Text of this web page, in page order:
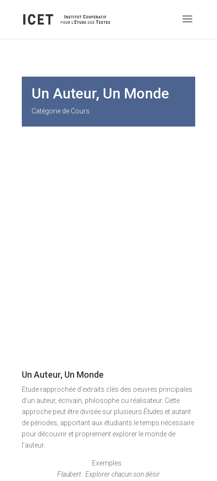
Un Auteur, Un Monde
Catégorie de Cours
Un Auteur, Un Monde
Etude rapprochée d’extraits clés des oeuvres principales
d’un auteur, écrivain, philosophe ou réalisateur. Cette
approche peut être divisée sur plusieurs Étudeset autant
de périodes, apportant aux étudiants le temps nécessaire
pour découvrir et proprement explorer le monde de
l’auteur.
Exemples :
Flaubert : Explorer chacun son désir